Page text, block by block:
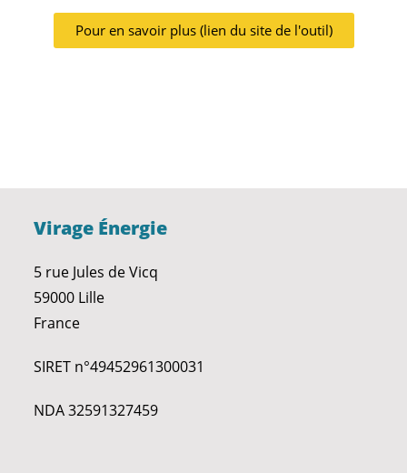
Pour en savoir plus (lien du site de l'outil)
Virage Énergie
5 rue Jules de Vicq
59000 Lille
France
SIRET n°49452961300031
NDA 32591327459